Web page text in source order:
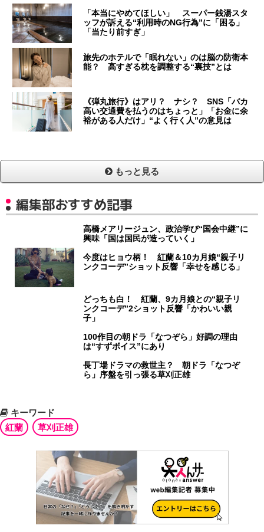
「本当にやめてほしい」 スーパー銭湯スタ
ッフが訴える“利用時のNG行為”に「困る」
「当たり前すぎ」
旅先のホテルで「眠れない」のは脳の防衛本
能？ 高すぎる枕を調整する“裏技”とは
《弾丸旅行》はアリ？ ナシ？ SNS「バカ
高い交通費を払うのはちょっと」「お金に余
裕がある人だけ」“よく行く人”の意見は
もっと見る
編集部おすすめ記事
高橋メアリージュン、政治学び“国会中継”に
興味「国は国民が造っていく」
今度はヒョウ柄！ 紅蘭＆10カ月娘“親子リ
ンクコーデ”ショット反響「幸せを感じる」
どっちも白！ 紅蘭、9カ月娘との“親子リ
ンクコーデ”2ショット反響「かわいい親
子」
100作目の朝ドラ「なつぞら」好調の理由
は“すずボイス”にあり
長丁場ドラマの救世主？ 朝ドラ「なつぞ
ら」序盤を引っ張る草刈正雄
キーワード
紅蘭
草刈正雄